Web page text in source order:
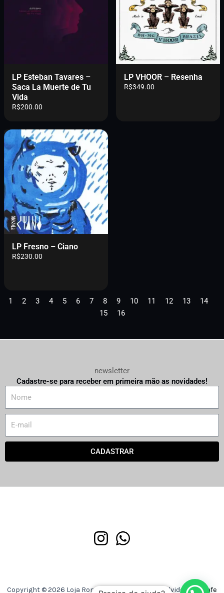
LP Esteban Tavares –
Saca La Muerte de Tu
Vida
R$200.00
LP VHOOR – Resenha
R$349.00
LP Fresno – Ciano
R$230.00
1 2 3 4 5 6 7 8 9 10 11 12 13
14
15
16
newsletter
Cadastre-se para receber em primeira mão as novidades!
m
a
CADASTRAR
Copyright © 2026 Loja Romaria Discos | Desenvolvido porAsafe